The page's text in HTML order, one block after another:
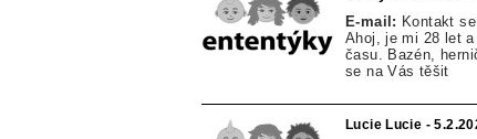
E-mail: Kontakt
Ahoj, je mi 28 let
času. Bazén,
se na Vás těšit
Lucie Lucie -